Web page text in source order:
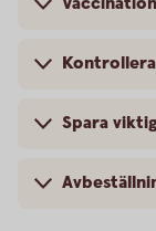
Spara